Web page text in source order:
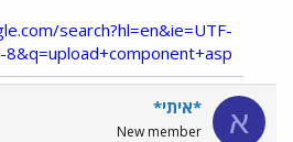
search?hl=en&ie=UTF-
8&q=upload+component+asp
א *איתי*
New member